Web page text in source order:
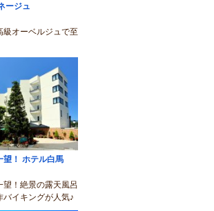
ージュ
級オーベルジュで至
望！ ホテル白馬
望！絶景の露天風呂
バイキングが人気♪